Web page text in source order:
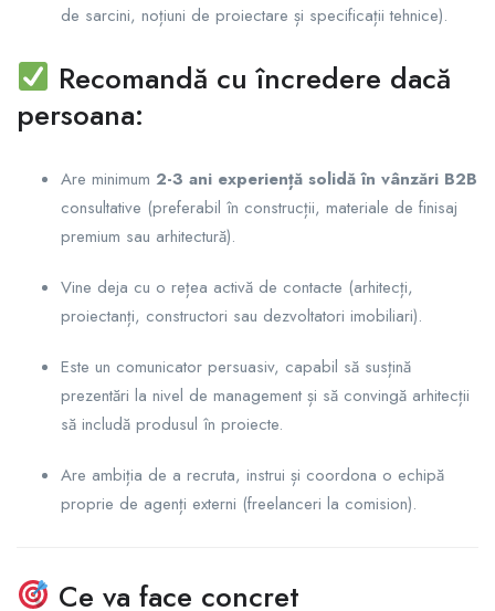
de sarcini, noțiuni de proiectare și specificații tehnice).
Recomandă cu încredere dacă
persoana:
Are minimum 2-3 ani experiență solidă în vânzări B2B
consultative (preferabil în construcții, materiale de finisaj
premium sau arhitectură).
Vine deja cu o rețea activă de contacte (arhitecți,
proiectanți, constructori sau dezvoltatori imobiliari).
Este un comunicator persuasiv, capabil să susțină
prezentări la nivel de management și să convingă arhitecții
să includă produsul în proiecte.
Are ambiția de a recruta, instrui și coordona o echipă
proprie de agenți externi (freelanceri la comision).
Ce va face concret